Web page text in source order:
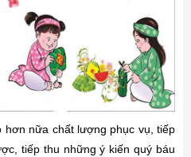
hơn nữa chất lượng phục vụ, tiếp
tiếp thu những ý kiến quý báu